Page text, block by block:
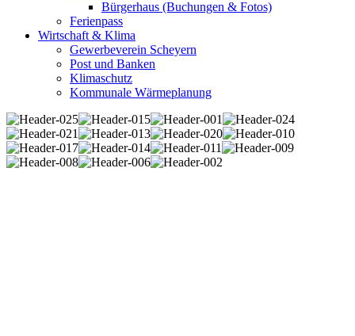
Bürgerhaus (Buchungen & Fotos)
Ferienpass
Wirtschaft & Klima
Gewerbeverein Scheyern
Post und Banken
Klimaschutz
Kommunale Wärmeplanung